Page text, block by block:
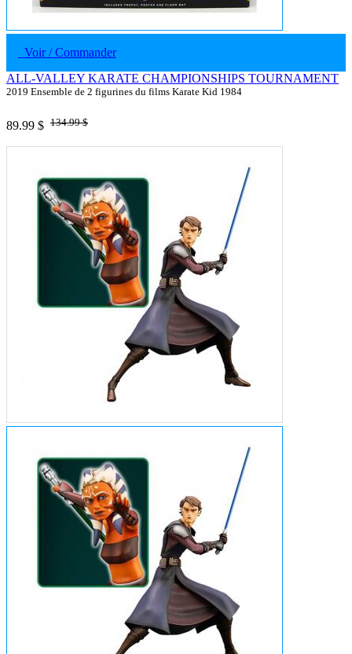
Voir / Commander
ALL-VALLEY KARATE CHAMPIONSHIPS TOURNAMENT
2019 Ensemble de 2 figurines du films Karate Kid 1984
89.99 $ 134.99 $